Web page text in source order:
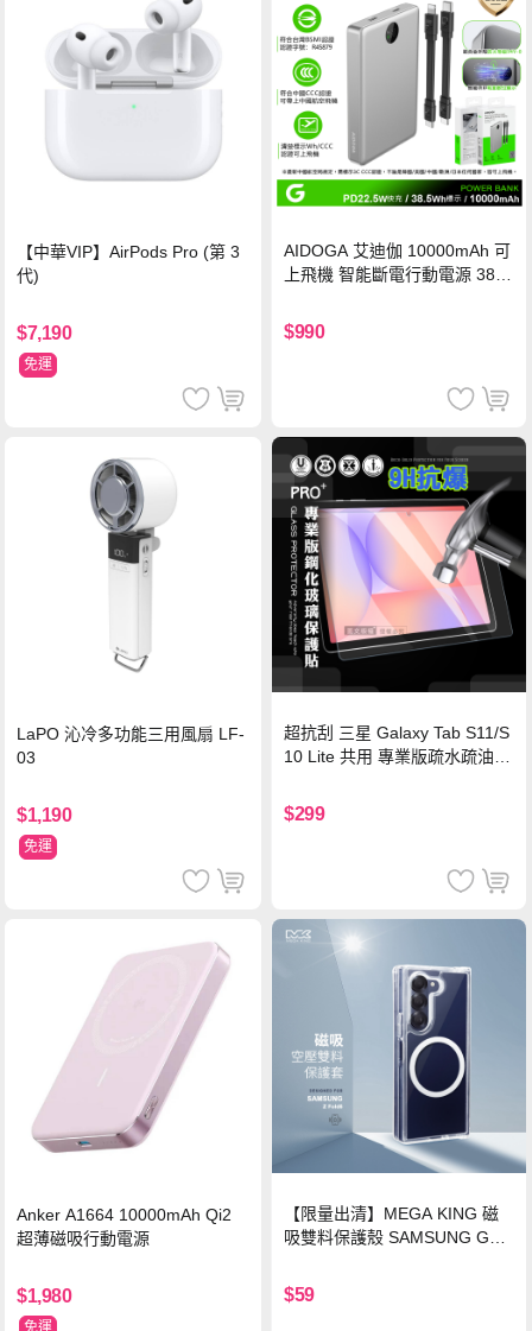
【中華VIP】AirPods Pro (第 3
代)
$7,190
免運
AIDOGA 艾迪伽 10000mAh 可
上飛機 智能斷電行動電源 38.5
灣BSMI/中國CCC/歐美CE/FCC
認證
$990
LaPO 沁冷多功能三用風扇 LF-
03
$1,190
免運
超抗刮 三星 Galaxy Tab S11/S
10 Lite 共用 專業版疏水疏油9
$299
Anker A1664 10000mAh Qi2
超薄磁吸行動電源
$1,980
【限量出清】MEGA KING 磁
吸雙料保護殼 SAMSUNG Gala
$59